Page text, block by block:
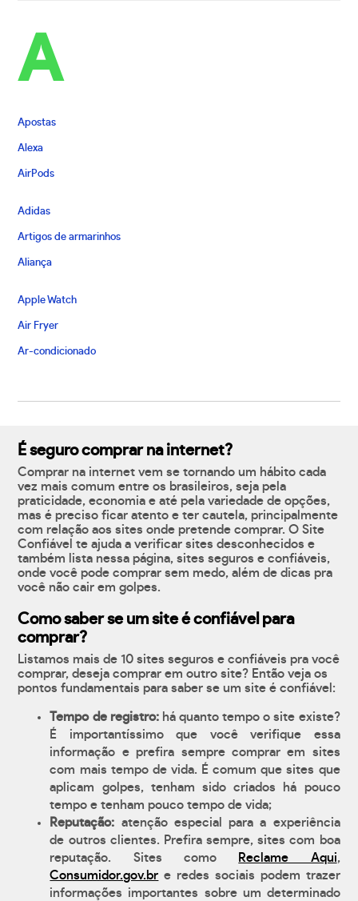
A
Apostas
Alexa
AirPods
Adidas
Artigos de armarinhos
Aliança
Apple Watch
Air Fryer
Ar-condicionado
É seguro comprar na internet?
Comprar na internet vem se tornando um hábito cada
vez mais comum entre os brasileiros, seja pela
praticidade, economia e até pela variedade de opções,
mas é preciso ficar atento e ter cautela, principalmente
com relação aos sites onde pretende comprar. O Site
Confiável te ajuda a verificar sites desconhecidos e
também lista nessa página, sites seguros e confiáveis,
onde você pode comprar sem medo, além de dicas pra
você não cair em golpes.
Como saber se um site é confiável para
comprar?
Listamos mais de 10 sites seguros e confiáveis pra você
comprar, deseja comprar em outro site? Então veja os
pontos fundamentais para saber se um site é confiável:
Tempo de registro:há quanto tempo o site existe?
É importantíssimo que você verifique essa
informação e prefira sempre comprar em sites
com mais tempo de vida. É comum que sites que
aplicam golpes, tenham sido criados há pouco
tempo e tenham pouco tempo de vida;
Reputação: atenção especial para a experiência
de outros clientes. Prefira sempre, sites com boa
reputação. Sites como
Reclame Aqui,
Consumidor.gov.br e redes sociais podem trazer
informações importantes sobre um determinado